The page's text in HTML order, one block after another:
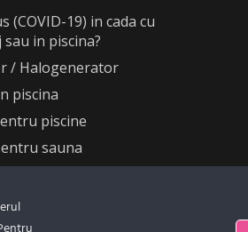
(COVID-19) in cada cu
in piscina?
/ Halogenerator
piscina
piscine
sauna